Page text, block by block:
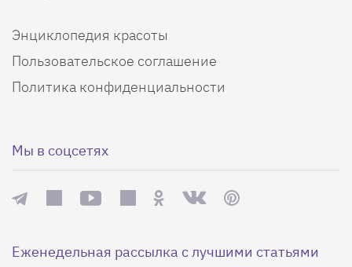
Энциклопедия красоты
Пользовательское соглашение
Политика конфиденциальности
Мы в соцсетях
Еженедельная рассылка с лучшими статьями